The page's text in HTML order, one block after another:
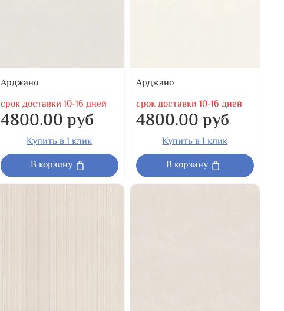
Арджано
срок доставки 10-16 дней
4800.00 руб
Купить в 1 клик
В корзину
Арджано
срок доставки 10-16 дней
4800.00 руб
Купить в 1 клик
В корзину